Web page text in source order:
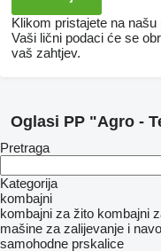
Klikom pristajete na našu
Vaši lični podaci će se
vaš zahtjev.
Oglasi PP "Agro -
Pretraga
Kategorija
kombajni
kombajni za žito kombajni
mašine za zaliјеvanje i
samohodne prskalice